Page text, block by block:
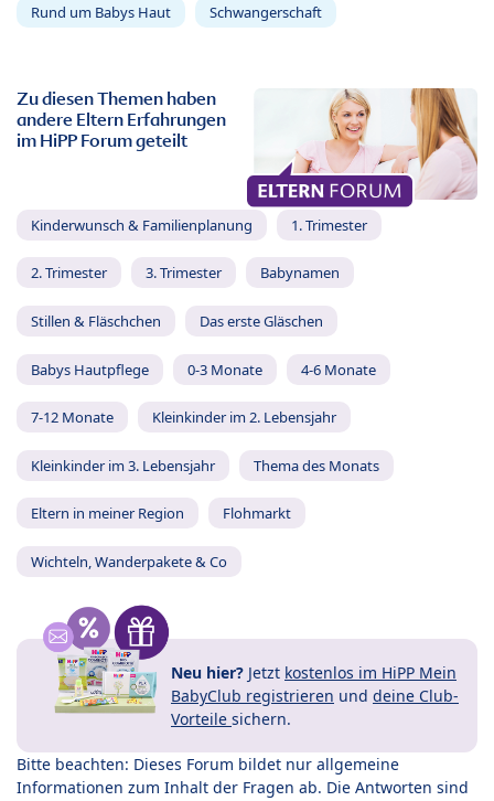
Rund um Babys Haut Schwangerschaft
Zu diesen Themen haben
andere Eltern Erfahrungen
im HiPP Forum geteilt
Kinderwunsch & Familienplanung 1. Trimester
2. Trimester 3. Trimester Babynamen
Stillen & Fläschchen Das erste Gläschen
Babys Hautpflege 0-3 Monate 4-6 Monate
7-12 Monate Kleinkinder im 2. Lebensjahr
Kleinkinder im 3. Lebensjahr Thema des Monats
Eltern in meiner Region Flohmarkt
Wichteln, Wanderpakete & Co
Neu hier? Jetzt kostenlos im HiPP Mein
BabyClub registrieren und deine Club-
Vorteile sichern.
Bitte beachten: Dieses Forum bildet nur allgemeine
Informationen zum Inhalt der Fragen ab. Die Antworten sind